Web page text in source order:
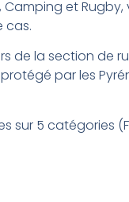
Camping et
cas.
de la section de
par les
5 catégories